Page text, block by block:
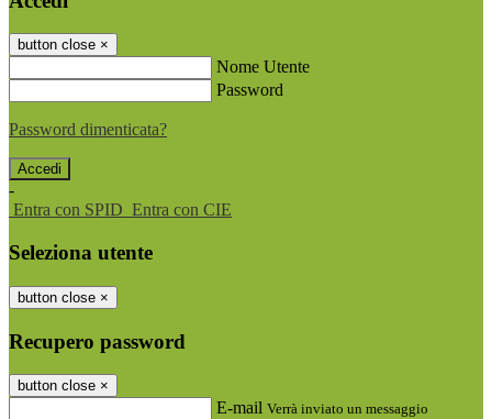
button close ×
Nome Utente
Password
Password dimenticata?
-
Entra con SPID Entra con CIE
Seleziona utente
button close ×
Recupero password
button close ×
E-mail Verrà inviato un messaggio